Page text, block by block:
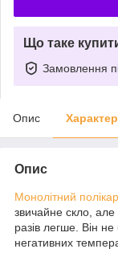
Що таке
Замовлення
Опис
Опис
Монолітний
звичайне скло, але
разів легше. Він не
негативних